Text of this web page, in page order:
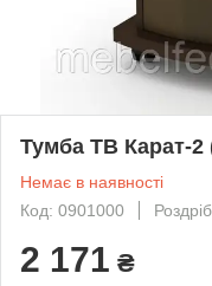
Тумба ТВ Карат-2
Немає в наявності
Код: 0901000
Роздріб
2 171 ₴